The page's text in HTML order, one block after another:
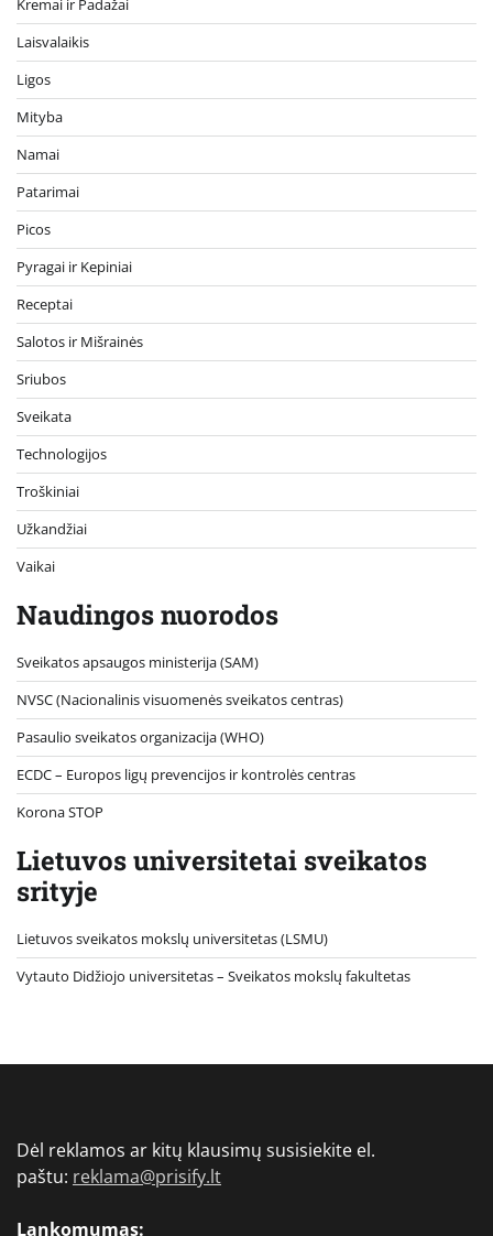
Kremai ir Padažai
Laisvalaikis
Ligos
Mityba
Namai
Patarimai
Picos
Pyragai ir Kepiniai
Receptai
Salotos ir Mišrainės
Sriubos
Sveikata
Technologijos
Troškiniai
Užkandžiai
Vaikai
Naudingos nuorodos
Sveikatos apsaugos ministerija (SAM)
NVSC (Nacionalinis visuomenės sveikatos centras)
Pasaulio sveikatos organizacija (WHO)
ECDC – Europos ligų prevencijos ir kontrolės centras
Korona STOP
Lietuvos universitetai sveikatos
srityje
Lietuvos sveikatos mokslų universitetas (LSMU)
Vytauto Didžiojo universitetas– Sveikatos mokslų fakultetas
Dėl reklamos ar kitų klausimų susisiekite el.
paštu: reklama@prisify.lt
Lankomumas: